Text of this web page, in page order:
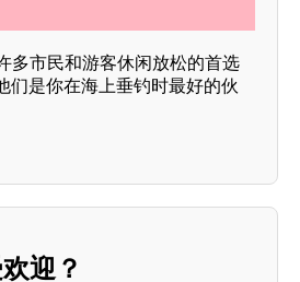
多市民和游客休闲放松的首选
们是你在海上垂钓时最好的伙
迎？